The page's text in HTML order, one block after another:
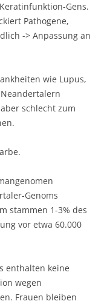
Gens.
Pathogene,
-> Anpassung an
wie Lupus,
schlecht zum
Genoms
stammen 1-3% des
vor etwa 60.000
enthalten keine
wegen
Frauen bleiben